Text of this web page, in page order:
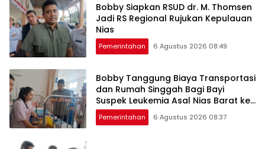
Bobby Siapkan RSUD dr. M. Thomsen
Jadi RS Regional Rujukan Kepulauan
Nias
Pemerintahan 6 Agustus 2026 08:49
Bobby Tanggung Biaya Transportasi
dan Rumah Singgah Bagi Bayi
Suspek Leukemia Asal Nias Barat ke
Medan
Pemerintahan 6 Agustus 2026 08:37